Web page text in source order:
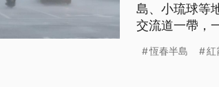
島、小琉球等
交流道一帶，
恆春半島 紅